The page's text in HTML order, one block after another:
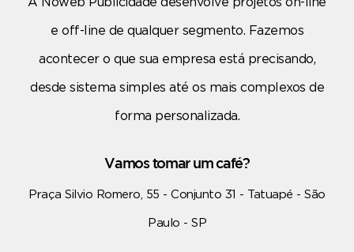
e off-line de qualquer segmento. Fazemos
acontecer o que sua empresa está precisando,
desde sistema simples até os mais complexos de
forma personalizada.
Vamos tomar um café?
Praça Silvio Romero, 55 - Conjunto 31 - Tatuapé - São
Paulo - SP